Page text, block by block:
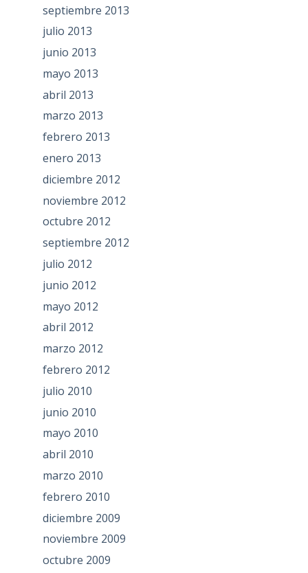
septiembre 2013
julio 2013
junio 2013
mayo 2013
abril 2013
marzo 2013
febrero 2013
enero 2013
diciembre 2012
noviembre 2012
octubre 2012
septiembre 2012
julio 2012
junio 2012
mayo 2012
abril 2012
marzo 2012
febrero 2012
julio 2010
junio 2010
mayo 2010
abril 2010
marzo 2010
febrero 2010
diciembre 2009
noviembre 2009
octubre 2009